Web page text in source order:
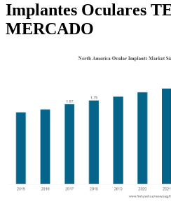
Implantes Oculares
MERCADO